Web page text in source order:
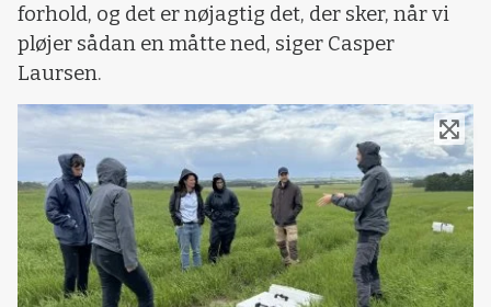
forhold, og det er nøjagtig det, der sker, når vi
pløjer sådan en måtte ned, siger Casper
Laursen.